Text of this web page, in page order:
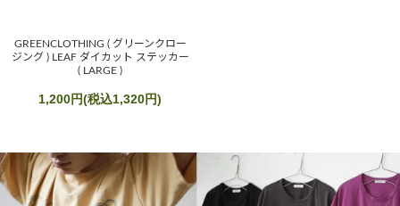
GREENCLOTHING ( グリーンクロー
ジング ) LEAF ダイカット ステッカー
( LARGE )
1,200円(税込1,320円)